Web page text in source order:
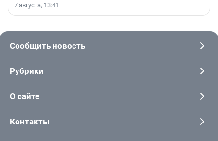
7 августа, 13:41
Сообщить новость
Рубрики
О сайте
Контакты